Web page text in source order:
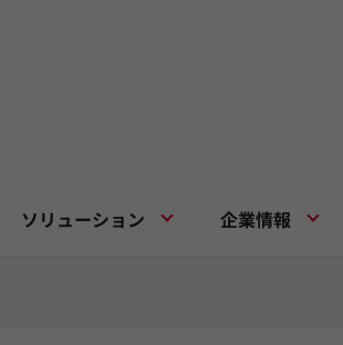
ソリューション 企業情報